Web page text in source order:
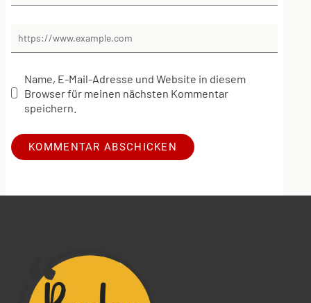
Name, E-Mail-Adresse und Website in diesem
Browser für meinen nächsten Kommentar
speichern.